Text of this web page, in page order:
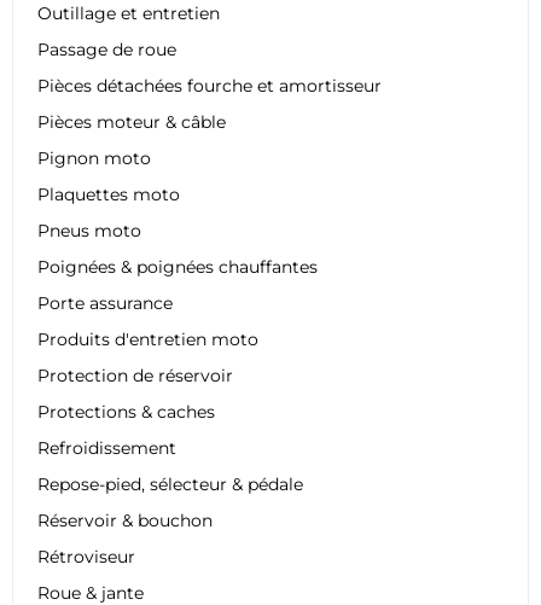
Outillage et entretien
Passage de roue
Pièces détachées fourche et amortisseur
Pièces moteur & câble
Pignon moto
Plaquettes moto
Pneus moto
Poignées & poignées chauffantes
Porte assurance
Produits d'entretien moto
Protection de réservoir
Protections & caches
Refroidissement
Repose-pied, sélecteur & pédale
Réservoir & bouchon
Rétroviseur
Roue & jante